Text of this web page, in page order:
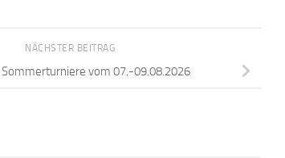
NÄCHSTER BEITRAG
vom 07.-09.08.2026